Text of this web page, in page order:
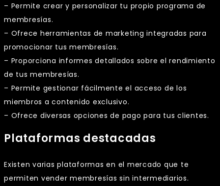
– Permite crear y personalizar tu propio programa de
membresías.
– Ofrece herramientas de marketing integradas para
promocionar tus membresías.
– Proporciona informes detallados sobre el rendimiento
de tus membresías.
– Permite gestionar fácilmente el acceso de los
miembros a contenido exclusivo.
– Ofrece diversas opciones de pago para tus clientes.
Plataformas destacadas
Existen varias plataformas en el mercado que te
permiten vender membresías sin intermediarios.